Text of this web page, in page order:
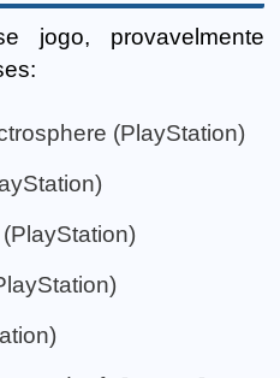
jogo, provavelmente
(PlayStation)